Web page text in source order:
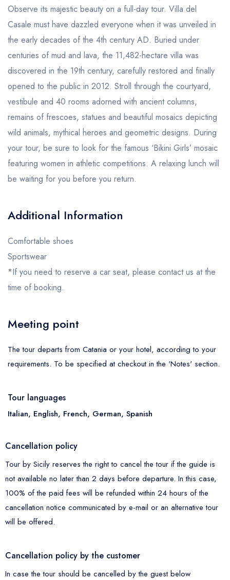
Observe its majestic beauty on a full-day tour. Villa del
Casale must have dazzled everyone when it was unveiled in
the early decades of the 4th century AD. Buried under
centuries of mud and lava, the 11,482-hectare villa was
discovered in the 19th century, carefully restored and finally
opened to the public in 2012. Stroll through the courtyard,
vestibule and 40 rooms adorned with ancient columns,
remains of frescoes, statues and beautiful mosaics depicting
wild animals, mythical heroes and geometric designs. During
your tour, be sure to look for the famous ‘Bikini Girls’ mosaic
featuring women in athletic competitions. A relaxing lunch will
be waiting for you before you return.
Additional Information
Comfortable shoes
Sportswear
*If you need to reserve a car seat, please contact us at the
time of booking.
Meeting point
The tour departs from Catania or your hotel, according to your
requirements. To be specified at checkout in the 'Notes' section.
Tour languages
Italian, English, French, German, Spanish
Cancellation policy
Tour by Sicily reserves the right to cancel the tour if the guide is
not available no later than 2 days before departure. In this case,
100% of the paid fees will be refunded within 24 hours of the
cancellation notice communicated by e-mail or an alternative tour
will be offered.
Cancellation policy by the customer
In case the tour should be cancelled by the guest below